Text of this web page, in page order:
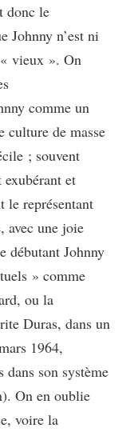
donc le
Johnny n’est ni
vieux ». On
comme un
culture de masse
; souvent
et
le représentant
avec une joie
débutant Johnny
» comme
ou la
Duras, dans un
1964,
dans son système
On en oublie
voire la